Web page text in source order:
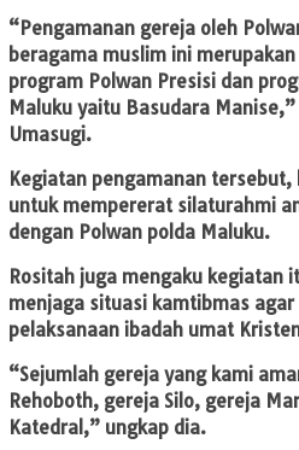
“Pengamanan gereja oleh
beragama muslim ini
program Polwan Presisi dan
Maluku yaitu Basudara
Umasugi.
Kegiatan pengamanan
untuk mempererat silaturahmi
dengan Polwan polda Maluku.
Rositah juga mengaku kegiatan
menjaga situasi kamtibmas
pelaksanaan ibadah umat
“Sejumlah gereja yang kami
Rehoboth, gereja Silo, gereja
Katedral,” ungkap dia.